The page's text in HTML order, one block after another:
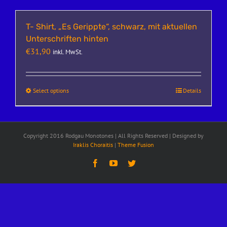
T- Shirt, „Es Gerippte“, schwarz, mit aktuellen
Unterschriften hinten
€31,90 inkl. MwSt.
Select options Details
Copyright 2016 Rodgau Monotones | All Rights Reserved | Designed by
Iraklis Choraitis | Theme Fusion
FacebookYouTubeTwitter